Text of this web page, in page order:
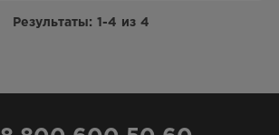
Результаты: 1-4 из 4